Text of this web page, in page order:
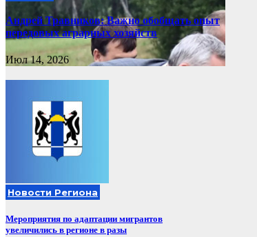
Андрей Травников: Важно обобщать опыт
передовых аграрных хозяйств
Июл 14, 2026
Новости Региона
Мероприятия по адаптации мигрантов
увеличились в регионе в разы